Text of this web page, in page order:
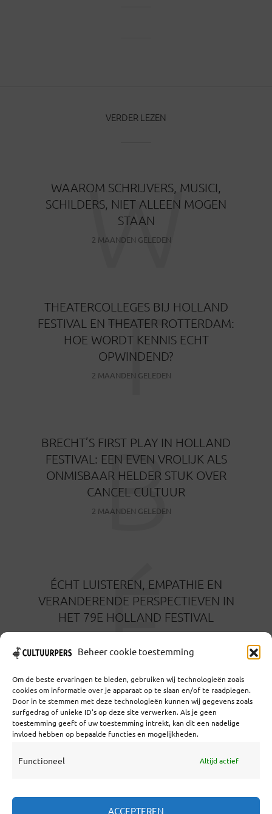
Beheer cookie toestemming
Om de beste ervaringen te bieden, gebruiken wij technologieën zoals
cookies om informatie over je apparaat op te slaan en/of te raadplegen.
Door in te stemmen met deze technologieën kunnen wij gegevens zoals
surfgedrag of unieke ID's op deze site verwerken. Als je geen
toestemming geeft of uw toestemming intrekt, kan dit een nadelige
invloed hebben op bepaalde functies en mogelijkheden.
Functioneel Altijd actief
ACCEPTEREN
VERDER LEZEN
WAAROM SCHRIJVERS, MUSICI,
SCHILDERS, NIET ALLEEN MOGEN
STAAN
2 MAANDEN GELEDEN
W
THEATERCOLLEGES BIJ HOLLAND
FESTIVAL EN THEATER ROTTERDAM:
HOE WORDT KENNIS ECHT
OPWINDEND?
2 MAANDEN GELEDEN
T
BRECHT’S FIRST PLAY IN HOLLAND
FESTIVAL: EEN EVEN VROLIJK ALS
ONMISBAAR HELDER STUK OVER
CANCEL CULTUUR
2 MAANDEN GELEDEN
B
ÉCHT LUISTEREN, EMPATHIE EN
VERANDERENDE PERSPECTIEVEN IN
HET 79E HOLLAND FESTIVAL
É
Coöperatief Cultureel Persbureau U.A. | Salzburg 29 |
3524KS Utrecht | KvK: 55573592 |Btw: